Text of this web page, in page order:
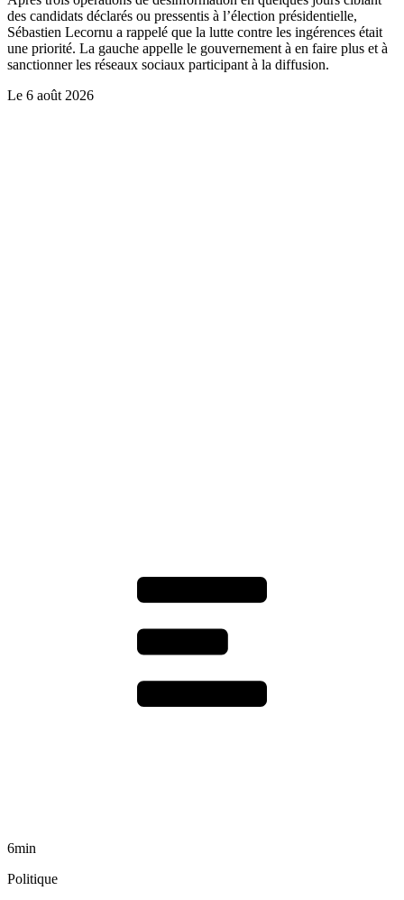
des candidats déclarés ou pressentis à l’élection présidentielle,
Sébastien Lecornu a rappelé que la lutte contre les ingérences était
une priorité. La gauche appelle le gouvernement à en faire plus et à
sanctionner les réseaux sociaux participant à la diffusion.
Le 6 août 2026
6min
Politique